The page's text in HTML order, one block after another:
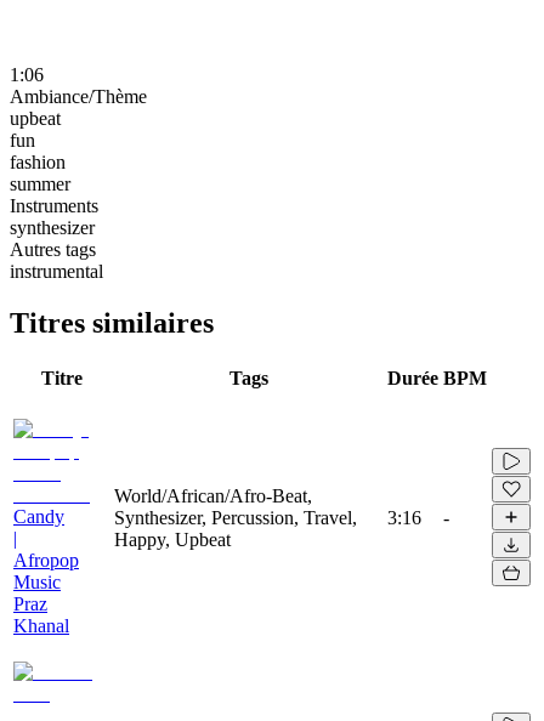
1:06
Ambiance/Thème
upbeat
fun
fashion
summer
Instruments
synthesizer
Autres tags
instrumental
Titres similaires
Titre Tags Durée BPM
Candy
|
Afropop
Music
Praz
Khanal
World/African/Afro-Beat,
Synthesizer, Percussion, Travel,
Happy, Upbeat
3:16 -